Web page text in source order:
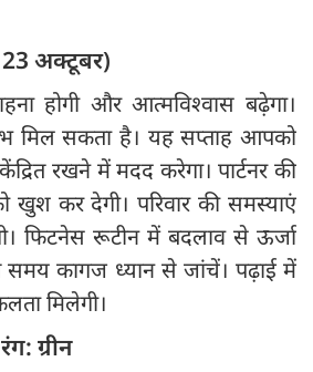
अक्टूबर)
होगी और आत्मविश्वास बढ़ेगा।
मिल सकता है। यह सप्ताह आपको
रखने में मदद करेगा। पार्टनर की
खुश कर देगी। परिवार की समस्याएं
फिटनेस रूटीन में बदलाव से ऊर्जा
समय कागज ध्यान से जांचें। पढ़ाई में
मिलेगी।
ग्रीन